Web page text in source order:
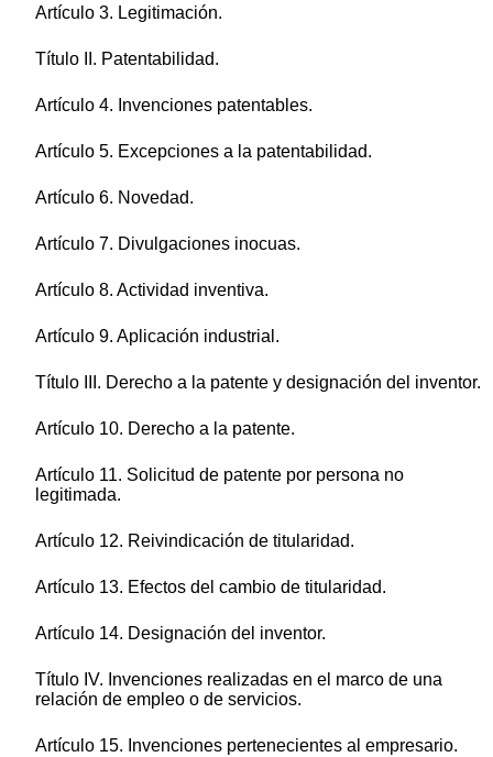
Artículo 3. Legitimación.
Título II. Patentabilidad.
Artículo 4. Invenciones patentables.
Artículo 5. Excepciones a la patentabilidad.
Artículo 6. Novedad.
Artículo 7. Divulgaciones inocuas.
Artículo 8. Actividad inventiva.
Artículo 9. Aplicación industrial.
Título III. Derecho a la patente y designación del inventor.
Artículo 10. Derecho a la patente.
Artículo 11. Solicitud de patente por persona no
legitimada.
Artículo 12. Reivindicación de titularidad.
Artículo 13. Efectos del cambio de titularidad.
Artículo 14. Designación del inventor.
Título IV. Invenciones realizadas en el marco de una
relación de empleo o de servicios.
Artículo 15. Invenciones pertenecientes al empresario.